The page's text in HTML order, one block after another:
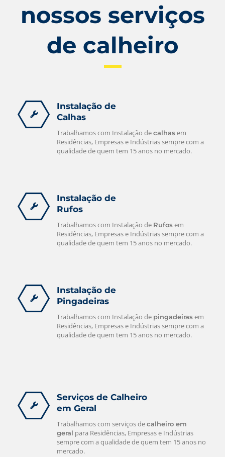
nossos serviços
de calheiro
Instalação de
Calhas
Trabalhamos com Instalação decalhasem
Residências, Empresas e Indústrias sempre com a
qualidade de quem tem 15 anos no mercado.
Instalação de
Rufos
Trabalhamos com Instalação de Rufosem
Residências, Empresas e Indústrias sempre com a
qualidade de quem tem 15 anos no mercado.
Instalação de
Pingadeiras
Trabalhamos com Instalação de pingadeirasem
Residências, Empresas e Indústrias sempre com a
qualidade de quem tem 15 anos no mercado.
Serviços de Calheiro
em Geral
Trabalhamos com serviços decalheiro em
geral para Residências, Empresas e Indústrias
sempre com a qualidade de quem tem 15 anos no
mercado.